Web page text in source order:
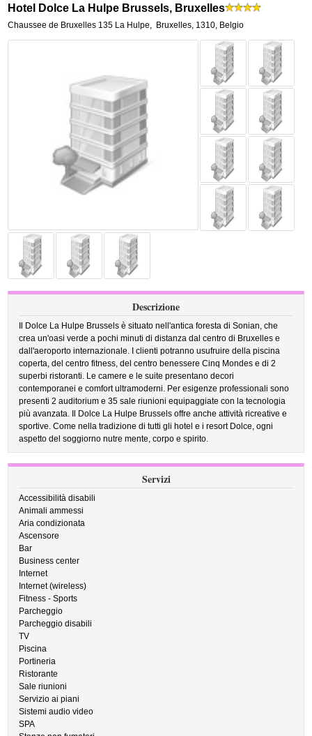
Hotel Dolce La Hulpe Brussels, Bruxelles
Chaussee de Bruxelles 135 La Hulpe, Bruxelles, 1310, Belgio
Descrizione
Il Dolce La Hulpe Brussels è situato nell'antica foresta di Sonian, che
crea un'oasi verde a pochi minuti di distanza dal centro di Bruxelles e
dall'aeroporto internazionale. I clienti potranno usufruire della piscina
coperta, del centro fitness, del centro benessere Cinq Mondes e di 2
superbi ristoranti. Le camere e le suite presentano decori
contemporanei e comfort ultramoderni. Per esigenze professionali sono
presenti 2 auditorium e 35 sale riunioni equipaggiate con la tecnologia
più avanzata. Il Dolce La Hulpe Brussels offre anche attività ricreative e
sportive. Come nella tradizione di tutti gli hotel e i resort Dolce, ogni
aspetto del soggiorno nutre mente, corpo e spirito.
Servizi
Accessibilità disabili
Animali ammessi
Aria condizionata
Ascensore
Bar
Business center
Internet
Internet (wireless)
Fitness - Sports
Parcheggio
Parcheggio disabili
TV
Piscina
Portineria
Ristorante
Sale riunioni
Servizio ai piani
Sistemi audio video
SPA